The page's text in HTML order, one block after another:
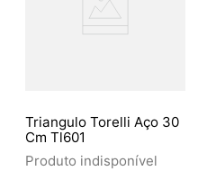
Triangulo Torelli Aço 30
Cm Tl601
Produto indisponível